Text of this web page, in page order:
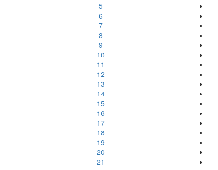
5
6
7
8
9
10
11
12
13
14
15
16
17
18
19
20
21